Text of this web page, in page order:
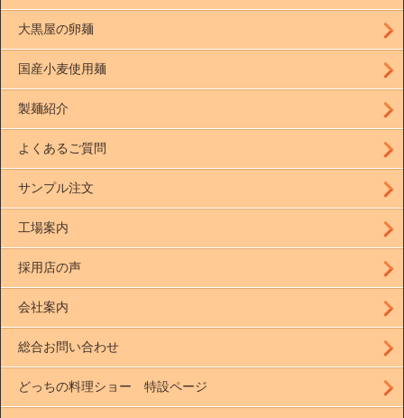
大黒屋の卵麺
国産小麦使用麺
製麺紹介
よくあるご質問
サンプル注文
工場案内
採用店の声
会社案内
総合お問い合わせ
どっちの料理ショー 特設ページ